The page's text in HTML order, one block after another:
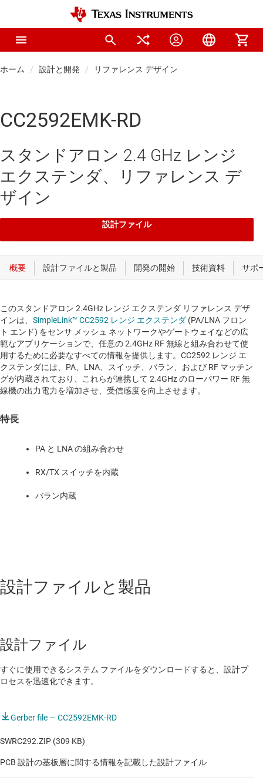
ホーム 設計と開発 リファレンス デザイン
CC2592EMK-RD
スタンドアロン 2.4 GHz レンジ
エクステンダ、リファレンス デ
ザイン
設計ファイル
このスタンドアロン 2.4GHz レンジ エクステンダ リファレンス デザ
インは、 SimpleLink™ CC2592 レンジ エクステンダ (PA/LNA フロン
ト エンド) をセンサ メッシュ ネットワークやゲートウェイなどの広
範なアプリケーションで、任意の 2.4GHz RF 無線と組み合わせて使
用するために必要なすべての情報を提供します。CC2592 レンジ エ
クステンダには、PA、LNA、スイッチ、バラン、および RF マッチン
グが内蔵されており、これらが連携して 2.4GHz のローパワー RF 無
線機の出力電力を増加させ、受信感度を向上させます。
特長
PA と LNA の組み合わせ
RX/TX スイッチを内蔵
バラン内蔵
設計ファイルと製品
設計ファイル
すぐに使用できるシステム ファイルをダウンロードすると、設計プ
ロセスを迅速化できます。
Gerber file — CC2592EMK-RD
SWRC292.ZIP (309 KB)
PCB 設計の基板層に関する情報を記載した設計ファイル